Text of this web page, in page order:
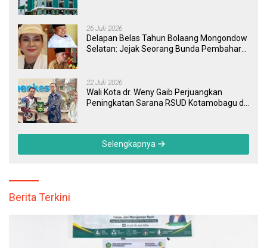
26 Juli 2026
Delapan Belas Tahun Bolaang Mongondow
Selatan: Jejak Seorang Bunda Pembaharu
22 Juli 2026
Wali Kota dr. Weny Gaib Perjuangkan
Peningkatan Sarana RSUD Kotamobagu di
Selengkapnya
Berita Terkini